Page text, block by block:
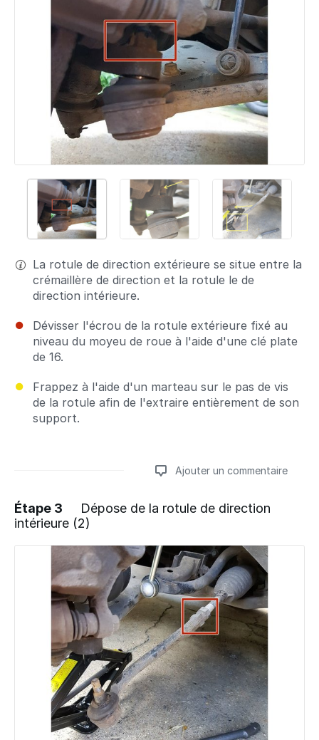
La rotule de direction extérieure se situe entre la
crémaillère de direction et la rotule le de
direction intérieure.
Dévisser l'écrou de la rotule extérieure fixé au
niveau du moyeu de roue à l'aide d'une clé plate
de 16.
Frappez à l'aide d'un marteau sur le pas de vis
de la rotule afin de l'extraire entièrement de son
support.
Ajouter un commentaire
Étape 3
Dépose de la rotule de direction
intérieure (2)